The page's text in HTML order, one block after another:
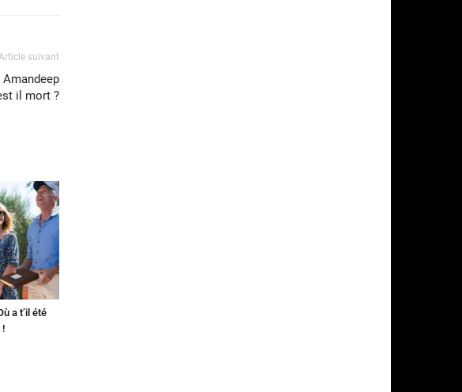
suivant
il mort ?
a t’il été
!